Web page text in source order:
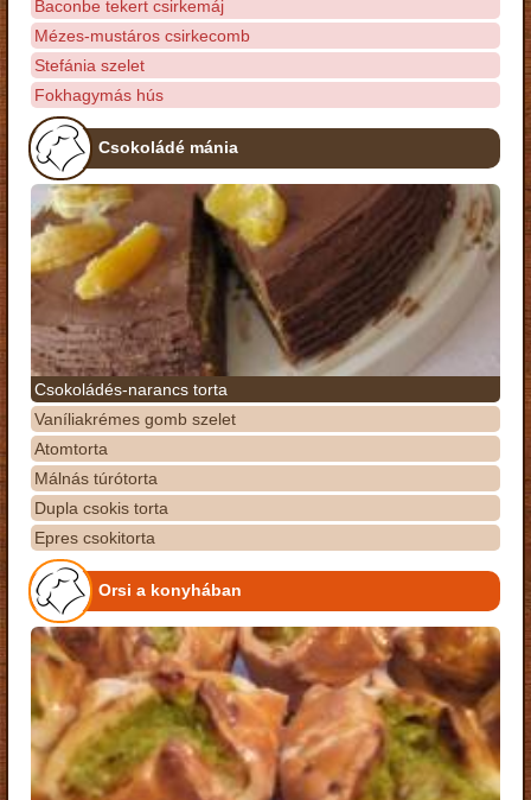
Baconbe tekert csirkemáj
Mézes-mustáros csirkecomb
Stefánia szelet
Fokhagymás hús
Csokoládé mánia
Csokoládés-narancs torta
Vaníliakrémes gomb szelet
Atomtorta
Málnás túrótorta
Dupla csokis torta
Epres csokitorta
Orsi a konyhában